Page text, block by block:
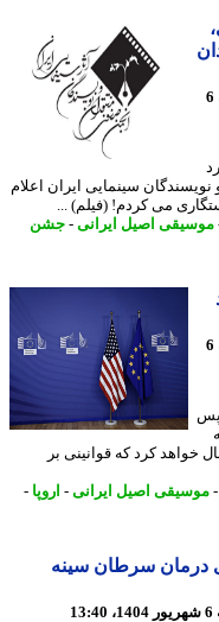
سینمایی ایران اعلام
می کردم! (فیلم) ...
اصیل ایرانی- جشن
کرد که قوانینی بر
اصیل ایرانی- اروپا -
سرطان سینه